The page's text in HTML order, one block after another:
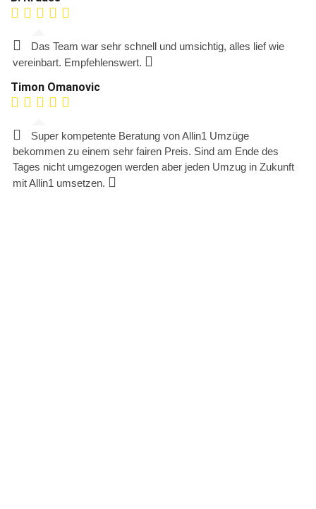
Das Team war sehr schnell und umsichtig, alles lief wie
vereinbart. Empfehlenswert.
Timon Omanovic
Super kompetente Beratung von Allin1 Umzüge
bekommen zu einem sehr fairen Preis. Sind am Ende des
Tages nicht umgezogen werden aber jeden Umzug in Zukunft
mit Allin1 umsetzen.